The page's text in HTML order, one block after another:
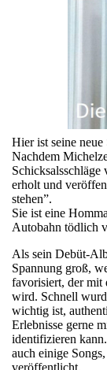
Hier ist seine
Nachdem
Schicksalsschläge
erholt und
stehen”.
Sie ist eine
Autobahn tödlich
Als sein Debüt-
Spannung groß,
favorisiert, der mit
wird. Schnell
wichtig ist,
Erlebnisse gerne
identifizieren
auch einige
veröffentlicht.